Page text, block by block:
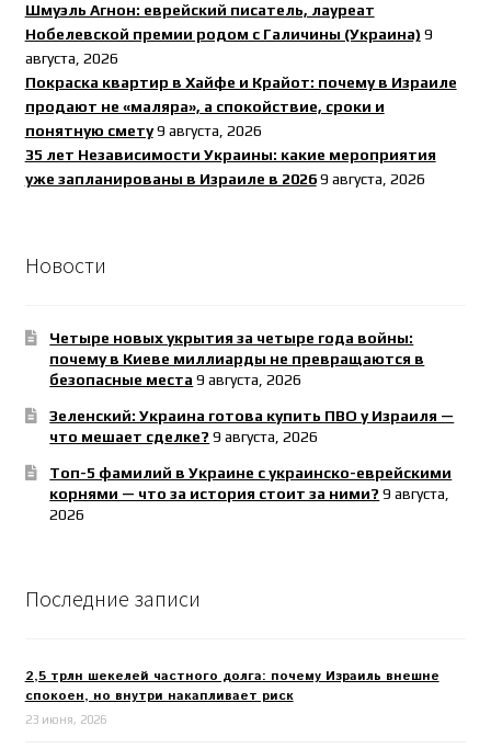
Шмуэль Агнон: еврейский писатель, лауреат
Нобелевской премии родом с Галичины (Украина) 9
августа, 2026
Покраска квартир в Хайфе и Крайот: почему в Израиле
продают не «маляра», а спокойствие, сроки и
понятную смету 9 августа, 2026
35 лет Независимости Украины: какие мероприятия
уже запланированы в Израиле в 2026 9 августа, 2026
Новости
Четыре новых укрытия за четыре года войны:
почему в Киеве миллиарды не превращаются в
безопасные места 9 августа, 2026
Зеленский: Украина готова купить ПВО у Израиля —
что мешает сделке? 9 августа, 2026
Топ-5 фамилий в Украине с украинско-еврейскими
корнями — что за история стоит за ними? 9 августа,
2026
Последние записи
2,5 трлн шекелей частного долга: почему Израиль внешне
спокоен, но внутри накапливает риск
23 июня, 2026